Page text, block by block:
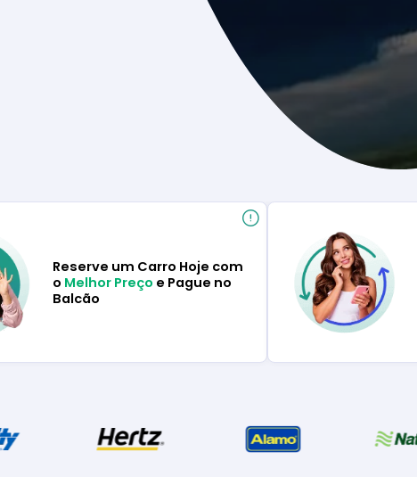
Reserve um Carro Hoje com
o Melhor Preço e Pague no
Balcão